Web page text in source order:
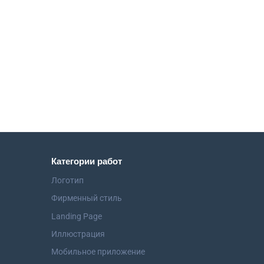
Категории работ
Логотип
Фирменный стиль
Landing Page
Иллюстрация
Мобильное приложение